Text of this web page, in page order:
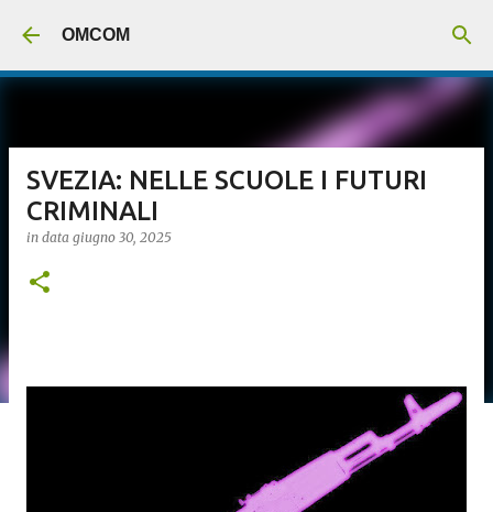
OMCOM
SVEZIA: NELLE SCUOLE I FUTURI
CRIMINALI
in data giugno 30, 2025